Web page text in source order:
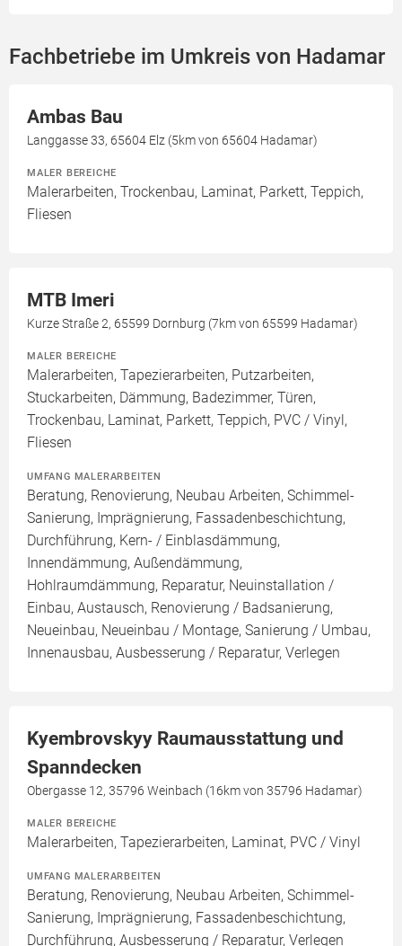
Fachbetriebe im Umkreis von Hadamar
Ambas Bau
Langgasse 33, 65604 Elz (5km von 65604 Hadamar)
MALER BEREICHE
Malerarbeiten, Trockenbau, Laminat, Parkett, Teppich,
Fliesen
MTB Imeri
Kurze Straße 2, 65599 Dornburg (7km von 65599 Hadamar)
MALER BEREICHE
Malerarbeiten, Tapezierarbeiten, Putzarbeiten,
Stuckarbeiten, Dämmung, Badezimmer, Türen,
Trockenbau, Laminat, Parkett, Teppich, PVC / Vinyl,
Fliesen
UMFANG MALERARBEITEN
Beratung, Renovierung, Neubau Arbeiten, Schimmel-
Sanierung, Imprägnierung, Fassadenbeschichtung,
Durchführung, Kern- / Einblasdämmung,
Innendämmung, Außendämmung,
Hohlraumdämmung, Reparatur, Neuinstallation /
Einbau, Austausch, Renovierung / Badsanierung,
Neueinbau, Neueinbau / Montage, Sanierung / Umbau,
Innenausbau, Ausbesserung / Reparatur, Verlegen
Kyembrovskyy Raumausstattung und
Spanndecken
Obergasse 12, 35796 Weinbach (16km von 35796 Hadamar)
MALER BEREICHE
Malerarbeiten, Tapezierarbeiten, Laminat, PVC / Vinyl
UMFANG MALERARBEITEN
Beratung, Renovierung, Neubau Arbeiten, Schimmel-
Sanierung, Imprägnierung, Fassadenbeschichtung,
Durchführung, Ausbesserung / Reparatur, Verlegen